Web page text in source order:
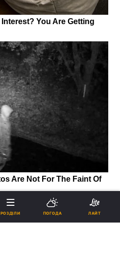
РОЗДІЛИ ПОГОДА ЛАЙТ